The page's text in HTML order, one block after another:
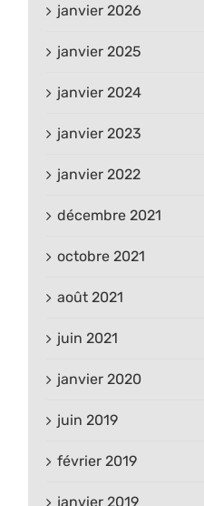
janvier 2026
janvier 2025
janvier 2024
janvier 2023
janvier 2022
décembre 2021
octobre 2021
août 2021
juin 2021
janvier 2020
juin 2019
février 2019
janvier 2019